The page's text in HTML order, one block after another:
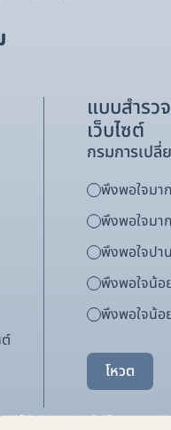
แบบสำรว
เว็บไซต์
กรมการเป
พึงพอใจมา
พึงพอใจมาก
พึงพอใจปา
พึงพอใจน้อ
พึงพอใจน้อ
โหวต